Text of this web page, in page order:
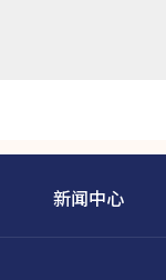
新闻中心